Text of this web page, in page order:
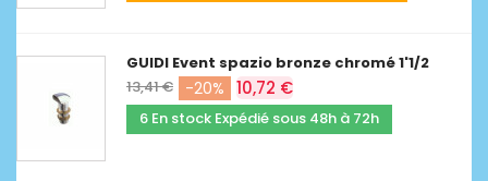
GUIDI Event spazio bronze chromé 1'1/2
13,41 €
-20% 10,72 €
6 En stock Expédié sous 48h à 72h